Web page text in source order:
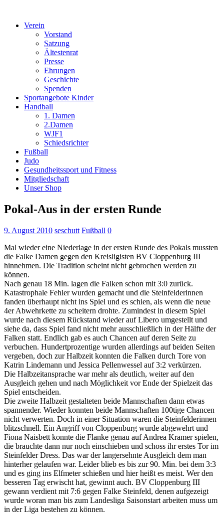
Verein
Vorstand
Satzung
Ältestenrat
Presse
Ehrungen
Geschichte
Spenden
Sportangebote Kinder
Handball
1. Damen
2.Damen
WJF1
Schiedsrichter
Fußball
Judo
Gesundheitssport und Fitness
Mitgliedschaft
Unser Shop
Pokal-Aus in der ersten Runde
9. August 2010 seschutt Fußball 0
Mal wieder eine Niederlage in der ersten Runde des Pokals mussten
die Falke Damen gegen den Kreisligisten BV Cloppenburg III
hinnehmen. Die Tradition scheint nicht gebrochen werden zu
können.
Nach genau 18 Min. lagen die Falken schon mit 3:0 zurück.
Katastrophale Fehler wurden gemacht und die Steinfelderinnen
fanden überhaupt nicht ins Spiel und es schien, als wenn die neue
4er Abwehrkette zu scheitern drohte. Zumindest in diesem Spiel
wurde nach diesem Rückstand wieder auf Libero umgestellt und
siehe da, dass Spiel fand nicht mehr ausschließlich in der Hälfte der
Falken statt. Endlich gab es auch Chancen auf deren Seite zu
verbuchen. Hundertprozentige wurden allerdings auf beiden Seiten
vergeben, doch zur Halbzeit konnten die Falken durch Tore von
Katrin Lindemann und Jessica Pellenwessel auf 3:2 verkürzen.
Die Halbzeitansprache war mehr als deutlich, weiter auf den
Ausgleich gehen und nach Möglichkeit vor Ende der Spielzeit das
Spiel entscheiden.
Die zweite Halbzeit gestalteten beide Mannschaften dann etwas
spannender. Wieder konnten beide Mannschaften 100tige Chancen
nicht verwerten. Doch in einer Situation waren die Steinfelderinnen
blitzschnell. Ein Angriff von Cloppenburg wurde abgewehrt und
Fiona Naisbett konnte die Flanke genau auf Andrea Kramer spielen,
die brauchte dann nur noch einschieben und schoss ihr erstes Tor im
Steinfelder Dress. Das war der langersehnte Ausgleich dem man
hinterher gelaufen war. Leider blieb es bis zur 90. Min. bei dem 3:3
und es ging ins Elfmeter schießen und hier heißt es meist. Wer den
besseren Tag erwischt hat, gewinnt auch. BV Cloppenburg III
gewann verdient mit 7:6 gegen Falke Steinfeld, denen aufgezeigt
wurde woran man bis zum Landesliga Saisonstart arbeiten muss um
in der Liga bestehen zu können.